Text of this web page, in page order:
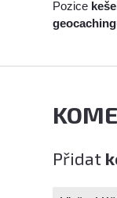
Pozice
Přidat